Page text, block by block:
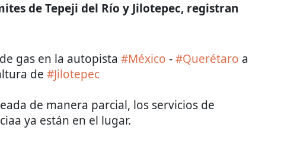
de Tepeji del Río y Jilotepec, registran
gas en la autopista #México -#Querétaro a
de #Jilotepec
de manera parcial, los servicios de
ya están en el lugar.